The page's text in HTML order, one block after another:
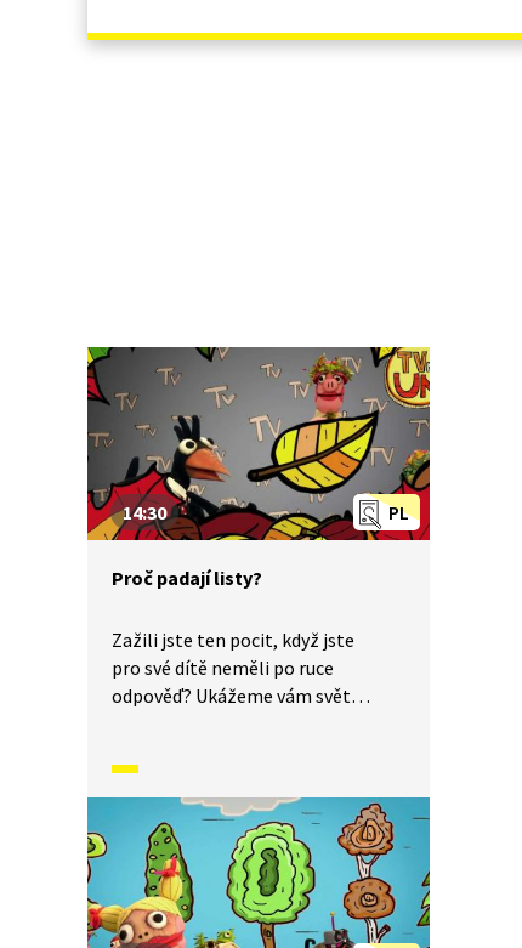
PL
14:30
Proč padají listy?
Zažili jste ten pocit, když jste
pro své dítě neměli po ruce
odpověď? Ukážeme vám svět